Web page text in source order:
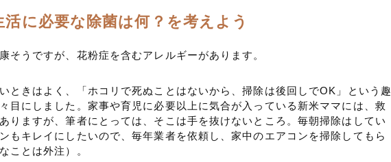
活に必要な除菌は何？を考えよう
そうですが、花粉症を含むアレルギーがあります。
ときはよく、「ホコリで死ぬことはないから、掃除は後回しでOK」という趣
目にしました。家事や育児に必要以上に気合が入っている新米ママには、救
りますが、筆者にとっては、そこは手を抜けないところ。毎朝掃除はしてい
もキレイにしたいので、毎年業者を依頼し、家中のエアコンを掃除してもら
ことは外注）。